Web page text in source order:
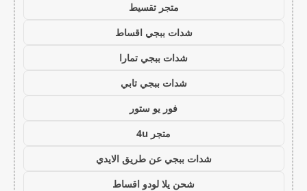
متجر تقسيط
شدات ببجي اقساط
شدات ببجي تمارا
شدات ببجي تابي
فور يو ستور
متجر 4u
شدات ببجي عن طريق الايدي
شحن يلا لودو اقساط